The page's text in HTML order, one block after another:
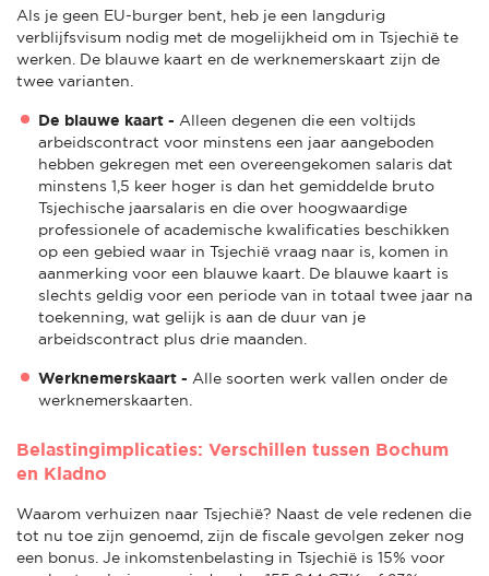
Als je geen EU-burger bent, heb je een langdurig
verblijfsvisum nodig met de mogelijkheid om in Tsjechië te
werken. De blauwe kaart en de werknemerskaart zijn de
twee varianten.
De blauwe kaart - Alleen degenen die een voltijds
arbeidscontract voor minstens een jaar aangeboden
hebben gekregen met een overeengekomen salaris dat
minstens 1,5 keer hoger is dan het gemiddelde bruto
Tsjechische jaarsalaris en die over hoogwaardige
professionele of academische kwalificaties beschikken
op een gebied waar in Tsjechië vraag naar is, komen in
aanmerking voor een blauwe kaart. De blauwe kaart is
slechts geldig voor een periode van in totaal twee jaar na
toekenning, wat gelijk is aan de duur van je
arbeidscontract plus drie maanden.
Werknemerskaart - Alle soorten werk vallen onder de
werknemerskaarten.
Belastingimplicaties: Verschillen tussen Bochum
en Kladno
Waarom verhuizen naar Tsjechië? Naast de vele redenen die
tot nu toe zijn genoemd, zijn de fiscale gevolgen zeker nog
een bonus. Je inkomstenbelasting in Tsjechië is 15% voor